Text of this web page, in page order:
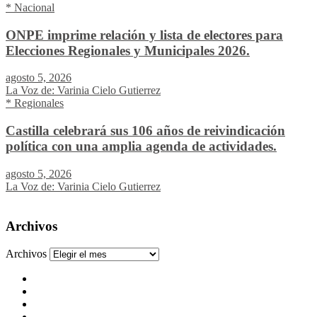
* Nacional
ONPE imprime relación y lista de electores para
Elecciones Regionales y Municipales 2026.
agosto 5, 2026
La Voz de: Varinia Cielo Gutierrez
* Regionales
Castilla celebrará sus 106 años de reivindicación
política con una amplia agenda de actividades.
agosto 5, 2026
La Voz de: Varinia Cielo Gutierrez
Archivos
Archivos